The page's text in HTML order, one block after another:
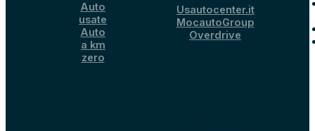
Auto
usate
Auto
a km
zero
Usautocenter.it
MocautoGroup
Overdrive